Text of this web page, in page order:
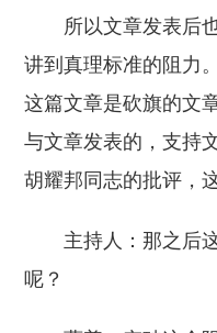
所以文章发表后也
讲到真理标准的阻力
这篇文章是砍旗的文
与文章发表的，支持
胡耀邦同志的批评，
主持人：那之后这
呢？